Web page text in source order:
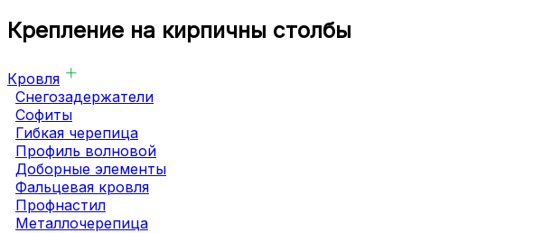
Крепление на кирпичны столбы
Кровля
Снегозадержатели
Софиты
Гибкая черепица
Профиль волновой
Доборные элементы
Фальцевая кровля
Профнастил
Металлочерепица